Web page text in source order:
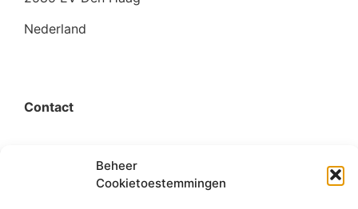
Beheer
Cookietoestemmingen
Nederland
Contact
+31 6 53124595